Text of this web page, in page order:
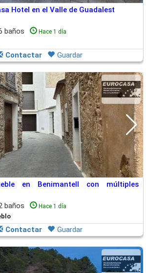
Hotel en el Valle de Guadalest
baños Hace 1 día
Contactar Guardar
en Benimantell con múltiples
baños Hace 1 día
Contactar Guardar